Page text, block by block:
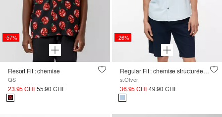
-57%
Resort Fit : chemise
QS
23.95 CHF55.90 CHF
-26%
Regular Fit : chemise structurée à manches courtes avec poches poitrine
s.Oliver
36.95 CHF49.90 CHF